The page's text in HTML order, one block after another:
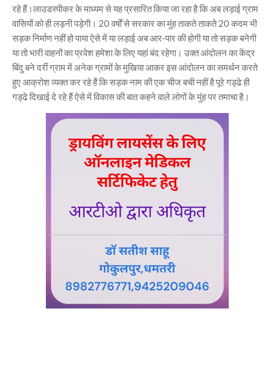
रहे हैं।लाउडस्पीकर के माध्यम से यह प्रसारित किया जा रहा है कि अब लड़ाई ग्राम
वासियों को ही लड़नी पड़ेगी। 20 वर्षों से सरकार का मुंह ताकते ताकते 20 कदम भी
सड़क निर्माण नहीं हो पाया ऐसे में या लड़ाई अब आर-पार की होगी या तो सड़क बनेगी
या तो भारी वाहनों का प्रवेश हमेशा के लिए यहां बंद रहेगा। उक्त आंदोलन का केंद्र
बिंदु बने दर्री ग्राम में अनेक ग्रामों के मुखिया आकर इस आंदोलन का समर्थन करते
हुए आक्रोश व्यक्त कर रहे हैं कि सड़क नाम की एक चीज बची नहीं है पूरे गड्ढे ही
गड्ढे दिखाई दे रहे हैं ऐसे में विकास की बात कहने वाले लोगों के मुंह पर तमाचा है।